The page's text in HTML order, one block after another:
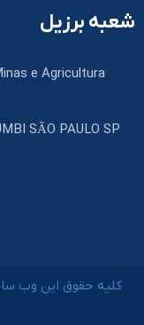
شعبه برزیل
e Agricultura
SÃO PAULO SP
کلیه حقوق این وب